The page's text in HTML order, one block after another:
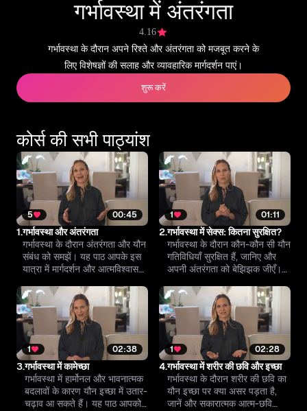
गर्भावस्था में अंतरंगता
4.16
गर्भावस्था के दौरान अपने रिश्ते और अंतरंगता को मजबूत करने के
लिए विशेषज्ञों की सलाह और व्यावहारिक मार्गदर्शन पाएं।
शुरू करें
कोर्स की सभी पाठ्यांश
00:45
5
1.गर्भावस्था और अंतरंगता
गर्भावस्था के दौरान अंतरंगता और यौन
संबंध को समझें। यह पाठ आपके इस
यात्रा में मार्गदर्शन और आत्मविश्वास
है।
01:11
1
2.गर्भावस्था में सेक्स: कितना सुरक्षित?
गर्भावस्था के दौरान कौन-कौन सी यौन
गतिविधियाँ सुरक्षित हैं, जानिए और
अपनी अंतरंगता को बेझिझक जीएँ।
और भरोसेमंद जानकारी।
02:38
1
3.गर्भावस्था में कामेच्छा
गर्भावस्था में हार्मोनल और भावनात्मक
बदलावों के कारण यौन इच्छा में उतार-
चढ़ाव आ सकते हैं। यह पाठ आपको
02:28
1
4.गर्भावस्था में शरीर की छवि और इच्छा
गर्भावस्था के दौरान शरीर की छवि का
यौन इच्छा पर क्या असर पड़ता है,
जानें और सकारात्मक आत्म-छवि